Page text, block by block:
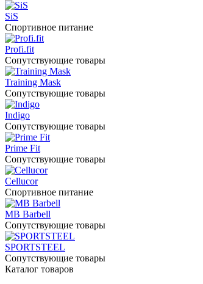
SiS
Спортивное питание
Profi.fit
Сопутствующие товары
Training Mask
Сопутствующие товары
Indigo
Сопутствующие товары
Prime Fit
Сопутствующие товары
Cellucor
Спортивное питание
MB Barbell
Сопутствующие товары
SPORTSTEEL
Сопутствующие товары
Каталог товаров